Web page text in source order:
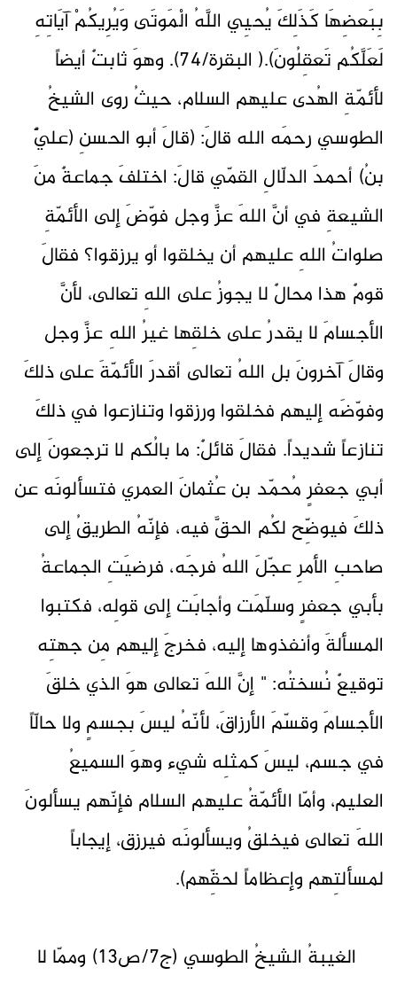
بِبَعضِهَا كَذَلِكَ يُحيِي اللَّهُ الْمَوتَى وَيُرِيكُمْ آيَاتِهِ
لَعَلَّكُم تَعقِلُونَ).( البقرة/74). وهوَ ثابتٌ أيضاً
لأئمّةِ الهُدى عليهم السلام، حيثُ روى الشيخُ
الطوسي رحمَه الله قالَ: (قالَ أبو الحسنِ (عليٌّ
بنُ) أحمدَ الدلّالِ القمّي قالَ: اختلفَ جماعةٌ منَ
الشيعةِ في أنَّ اللهَ عزَّ وجل فوّضَ إلى الأئمّةِ
صلواتُ اللهِ عليهم أن يخلقوا أو يرزقوا؟ فقالَ
قومٌ هذا محالٌ لا يجوزُ على اللهِ تعالى، لأنَّ
الأجسامَ لا يقدرُ على خلقِها غيرُ اللهِ عزَّ وجل
وقالَ آخرونَ بل اللهُ تعالى أقدرَ الأئمّةَ على ذلكَ
وفوّضَه إليهم فخلقوا ورزقوا وتنازعوا في ذلكَ
تنازعاً شديداً. فقالَ قائلٌ: ما بالُكم لا ترجعونَ إلى
أبي جعفرٍ مُحمّد بن عُثمانَ العمري فتسألونَه عن
ذلكَ فيوضِّح لكُم الحقَّ فيه، فإنّهُ الطريقُ إلى
صاحبِ الأمرِ عجّلَ اللهُ فرجَه، فرضيَتِ الجماعةُ
بأبي جعفرٍ وسلّمَت وأجابَت إلى قولِه، فكتبوا
المسألةَ وأنفذوها إليه، فخرجَ إليهم مِن جهتِه
توقيعٌ نُسختُه: " إنَّ اللهَ تعالى هوَ الذي خلقَ
الأجسامَ وقسّمَ الأرزاقَ، لأنّهُ ليسَ بجسمٍ ولا حالّاً
في جسم، ليسَ كمثلِه شيء وهوَ السميعُ
العليم، وأمّا الأئمّةُ عليهم السلام فإنّهم يسألونَ
اللهَ تعالى فيخلقُ ويسألونَه فيرزق، إيجاباً
لمسألتِهم وإعظاماً لحقِّهم).
الغيبةُ الشيخُ الطوسي (ج7/ص13) وممّا لا